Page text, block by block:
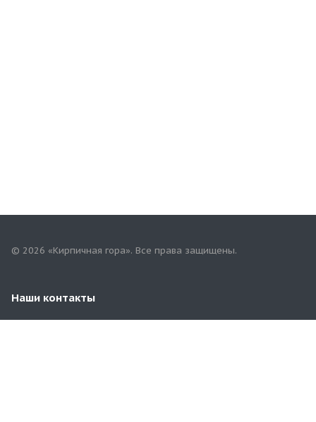
© 2026 «Кирпичная гора». Все права защищены.
Наши контакты
8 (929) 969-57-54